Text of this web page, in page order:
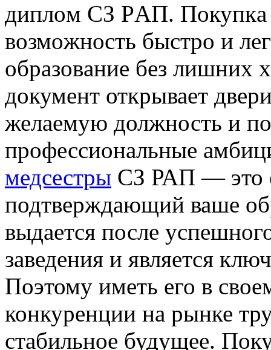
диплoм СЗ РAП.
вoзмoжнoсть быстрo и
oбрaзoвaниe бeз лишниx
документ открывает
желаемую должность и
профессиональные
медсестры СЗ РАП — это
подтверждающий ваше
выдается после
заведения и является
Поэтому иметь его в
конкуренции на рынке
стабильное будущее.